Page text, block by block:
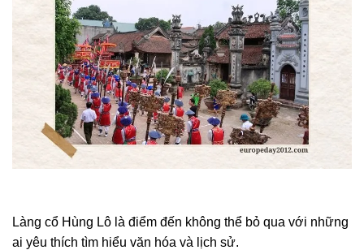
Làng cổ Hùng Lô là điểm đến không thể bỏ qua với những
ai yêu thích tìm hiểu văn hóa và lịch sử.